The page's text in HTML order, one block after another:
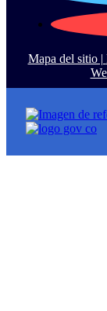
Mapa del sitio |